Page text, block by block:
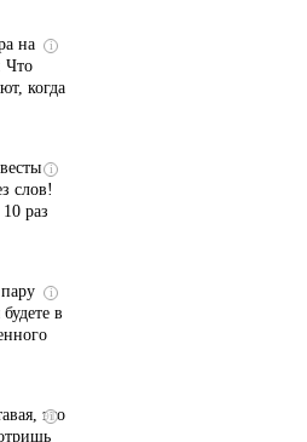
Что
когда
слов!
раз
в